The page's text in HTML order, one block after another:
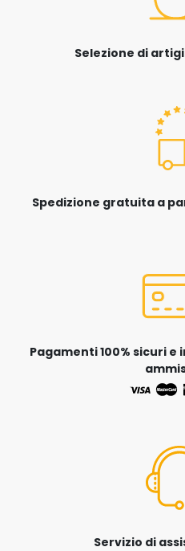
Selezione di
Spedizione gratuita a
Pagamenti 100% sicuri
Servizio di